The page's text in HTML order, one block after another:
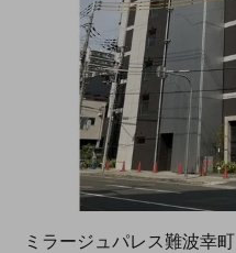
ミラージュパレス難波幸町